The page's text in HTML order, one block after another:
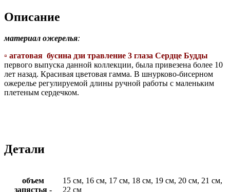
Описание
материал ожерелья:
▫️ агатовая бусина дзи травление 3 глаза Сердце Будды
первого выпуска данной коллекции, была привезена более 10
лет назад. Красивая цветовая гамма. В шнурково-бисерном
ожерелье регулируемой длины ручной работы с маленьким
плетеным сердечком.
Детали
объем
запястья -
15 см, 16 см, 17 см, 18 см, 19 см, 20 см, 21 см,
22 см